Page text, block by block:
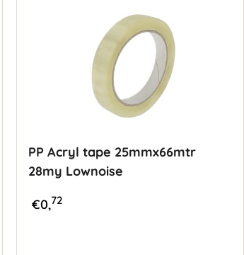
PP Acryl tape 25mmx66mtr
28my Lownoise
€0,72